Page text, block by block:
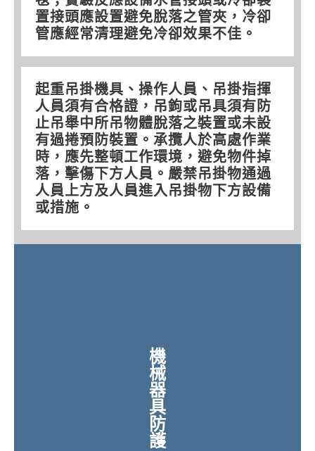
置接頭應設置避免脫落之管夾，冷卻
管應經常清理避免冷卻效果不佳。
起重吊掛機具、操作人員、吊掛指揮
人員須有合格證，吊鉤或吊具須有防
止吊舉中所吊物體脫落之裝置或未設
有過捲預防裝置。承攬人於高處作業
時，應先整頓工作環境，避免物件掉
落，擊傷下方人員。嚴禁吊掛物通過
人員上方及人員進入吊掛物下方設備
或措施。
機
械
器
具
防
護